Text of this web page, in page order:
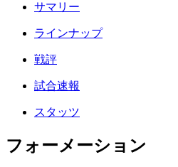
サマリー
ラインナップ
戦評
試合速報
スタッツ
フォーメーション